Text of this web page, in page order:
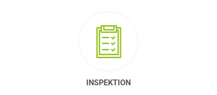
INSPEKTION